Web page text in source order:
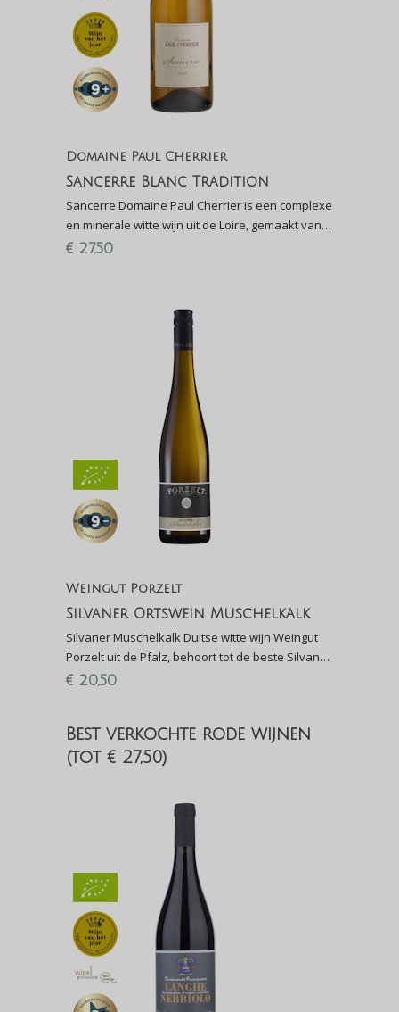
Domaine Paul Cherrier
Sancerre Blanc Tradition
Sancerre Domaine Paul Cherrier is een complexe
en minerale witte wijn uit de Loire, gemaakt van
Sauvignon Blanc. Biologische Sancerre!
€ 27,50
Weingut Porzelt
Silvaner Ortswein Muschelkalk
Silvaner Muschelkalk Duitse witte wijn Weingut
Porzelt uit de Pfalz, behoort tot de beste Silvaner
van Duitsland, 3e plek Perswijn Wijnconcours
€ 20,50
Best verkochte rode wijnen
(tot € 27,50)